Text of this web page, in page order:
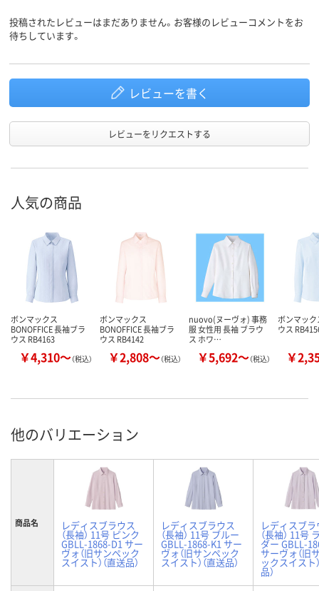
投稿されたレビューはまだありません。お客様のレビューコメントをお
待ちしています。
レビューを書く
レビューをリクエストする
人気の商品
ボンマックス
BONOFFICE 長袖ブラ
ウス RB4163
￥4,310～（税込）
ボンマックス
BONOFFICE 長袖ブラ
ウス RB4142
￥2,808～（税込）
nuovo(ヌーヴォ) 事務
服 女性用 長袖 ブラウ
ス ホワ…
￥5,692～（税込）
ボンマッ
ウス
￥
他のバリエーション
商品名 レディスブラウス
（長袖） 11号 ピンク
GBLL-1868-D1 サー
ヴォ（旧サンペック
スイスト）（直送品）
レディスブラウス
（長袖） 11号 ブルー
GBLL-1868-K1 サー
ヴォ（旧サンペック
スイスト）（直送品）
レディスブ
（長袖） 11号
ダー GBLL-
サーヴォ（旧
ックスイスト
品）